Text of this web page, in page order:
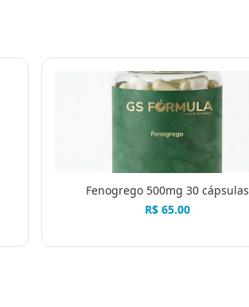
Fenogrego 500mg 30 cápsulas
R$ 65.00